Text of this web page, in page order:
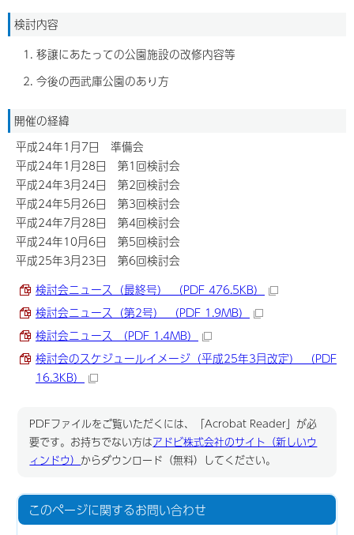
検討内容
移譲にあたっての公園施設の改修内容等
今後の西武庫公園のあり方
開催の経緯
平成24年1月7日 準備会
平成24年1月28日 第1回検討会
平成24年3月24日 第2回検討会
平成24年5月26日 第3回検討会
平成24年7月28日 第4回検討会
平成24年10月6日 第5回検討会
平成25年3月23日 第6回検討会
検討会ニュース（最終号） （PDF 476.5KB）
検討会ニュース（第2号） （PDF 1.9MB）
検討会ニュース （PDF 1.4MB）
検討会のスケジュールイメージ（平成25年3月改定） （PDF
16.3KB）
PDFファイルをご覧いただくには、「Acrobat Reader」が必
要です。お持ちでない方はアドビ株式会社のサイト（新しいウ
ィンドウ） からダウンロード（無料）してください。
このページに関するお問い合わせ